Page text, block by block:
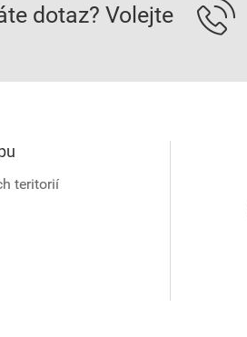
dotaz? Volejte
teritorií